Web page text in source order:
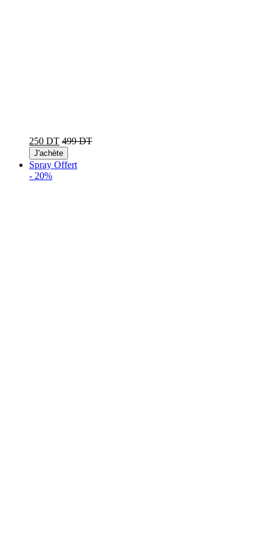
250 DT 499 DT
J'achète
Spray Offert
- 20%